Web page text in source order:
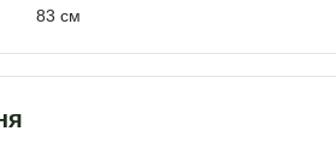
83 см